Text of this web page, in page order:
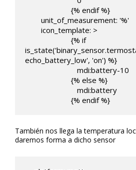
echo_battery_low', 'on') %}
                       {% endif %}
También nos llega la temperatura
daremos forma a dicho sensor